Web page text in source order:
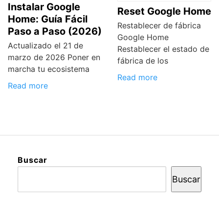
Instalar Google
Home: Guía Fácil
Paso a Paso (2026)
Actualizado el 21 de
marzo de 2026 Poner en
marcha tu ecosistema
Read more
Reset Google Home
Restablecer de fábrica
Google Home
Restablecer el estado de
fábrica de los
Read more
Buscar
Buscar